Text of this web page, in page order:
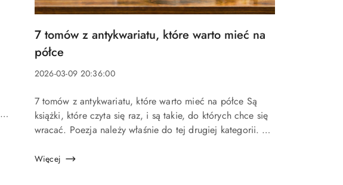
Tytuł
artykułu:
7 tomów z antykwariatu, które warto mieć na
półce
Data
2026-03-09 20:36:00
Treść
artykułu:
7 tomów z antykwariatu, które warto mieć na półce Są
książki, które czyta się raz, i są takie, do których chce się
wracać. Poezja należy właśnie do tej drugiej kategorii. W
Więcej